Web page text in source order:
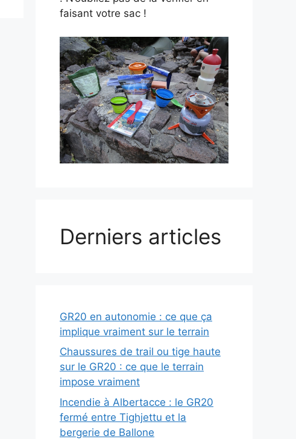
faisant votre sac !
Derniers articles
GR20 en autonomie : ce que ça
implique vraiment sur le terrain
Chaussures de trail ou tige haute
sur le GR20 : ce que le terrain
impose vraiment
Incendie à Albertacce : le GR20
fermé entre Tighjettu et la
bergerie de Ballone